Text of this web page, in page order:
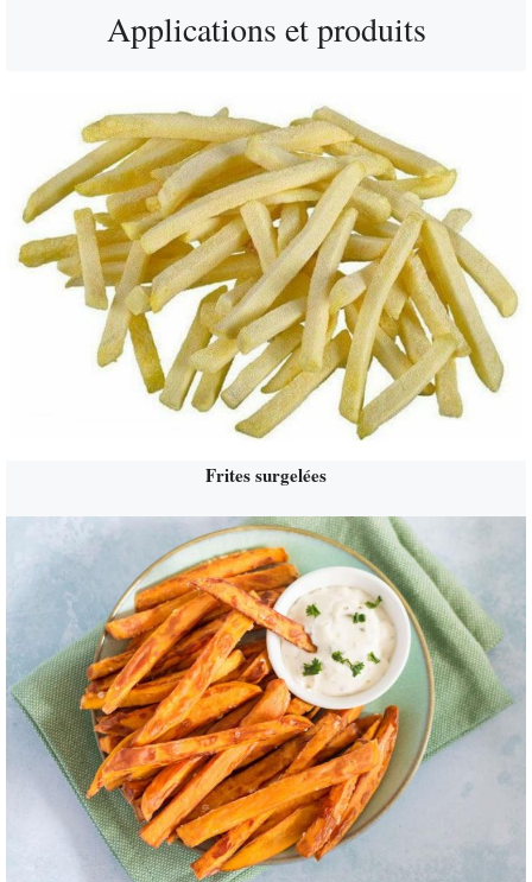
Applications et produits
Frites surgelées